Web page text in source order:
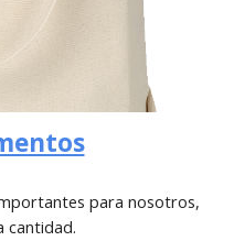
para nosotros,
cantidad.